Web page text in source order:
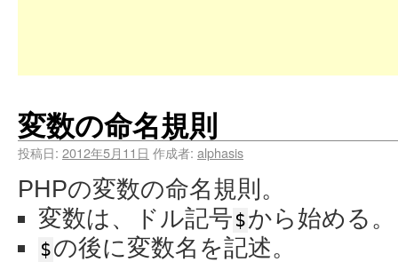
変数の命名規則
投稿日: 2012年5月11日 作成者: alphasis
PHPの変数の命名規則。
変数は、ドル記号 $から始める。
$の後に変数名を記述。